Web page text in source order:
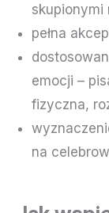
skupionymi
pełna
emocji –
fizyczna,
na